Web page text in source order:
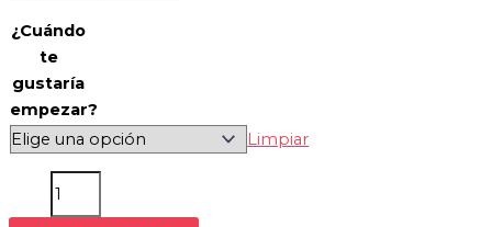
¿Cuándo
te
gustaría
empezar?
Limpiar